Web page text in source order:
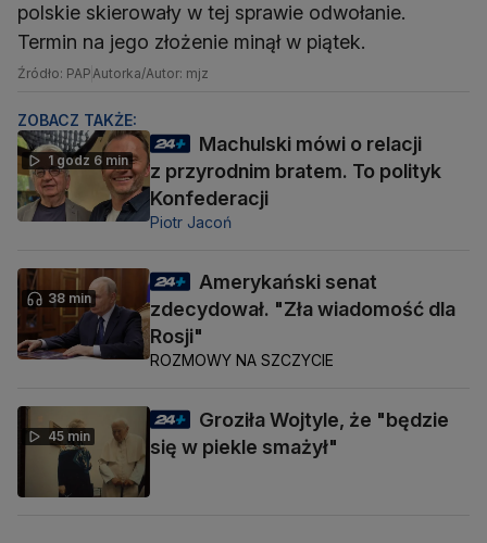
polskie skierowały w tej sprawie odwołanie.
Termin na jego złożenie minął w piątek.
Źródło: PAPAutorka/Autor: mjz
ZOBACZ TAKŻE:
1 godz 6 min
Machulski mówi o relacji
z przyrodnim bratem. To polityk
Konfederacji
Piotr Jacoń
38 min
Amerykański senat
zdecydował. "Zła wiadomość dla
Rosji"
ROZMOWY NA SZCZYCIE
45 min
Groziła Wojtyle, że "będzie
się w piekle smażył"